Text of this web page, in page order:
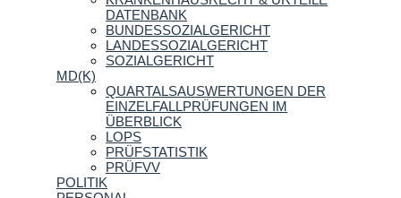
DATENBANK
BUNDESSOZIALGERICHT
LANDESSOZIALGERICHT
SOZIALGERICHT
MD(K)
QUARTALSAUSWERTUNGEN DER
EINZELFALLPRÜFUNGEN IM
ÜBERBLICK
LOPS
PRÜFSTATISTIK
PRÜFVV
POLITIK